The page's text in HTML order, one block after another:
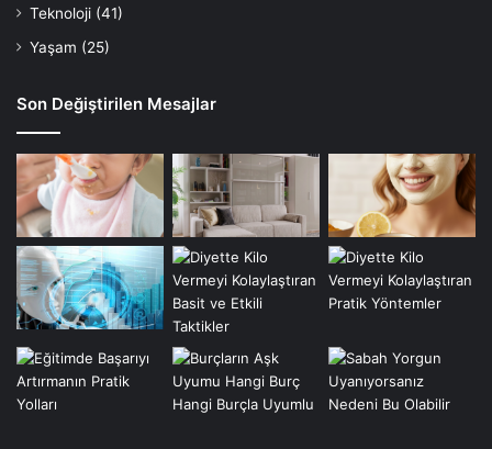
Teknoloji (41)
Yaşam (25)
Son Değiştirilen Mesajlar